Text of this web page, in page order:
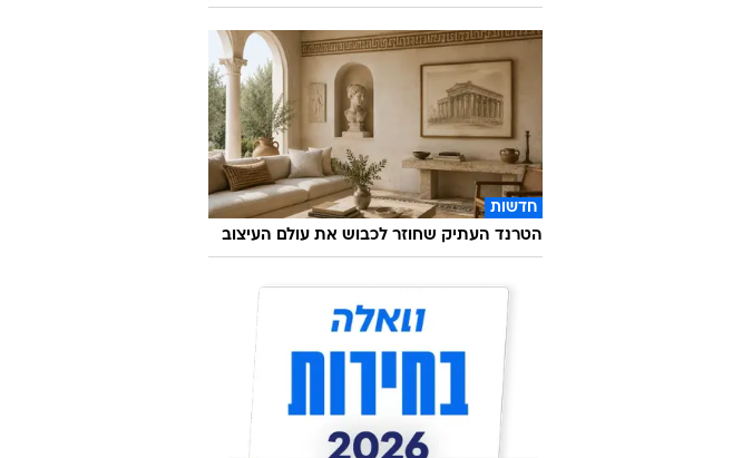
חדשות
הטרנד העתיק שחוזר לכבוש את עולם העיצוב